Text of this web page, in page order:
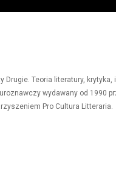
Drugie. Teoria literatury,
wydawany od 1990
Pro Cultura Litteraria.